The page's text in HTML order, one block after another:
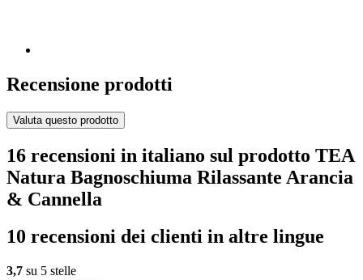
Recensione prodotti
Valuta questo prodotto
16 recensioni in italiano sul prodotto TEA
Natura Bagnoschiuma Rilassante Arancia
& Cannella
10 recensioni dei clienti in altre lingue
3,7 su 5 stelle